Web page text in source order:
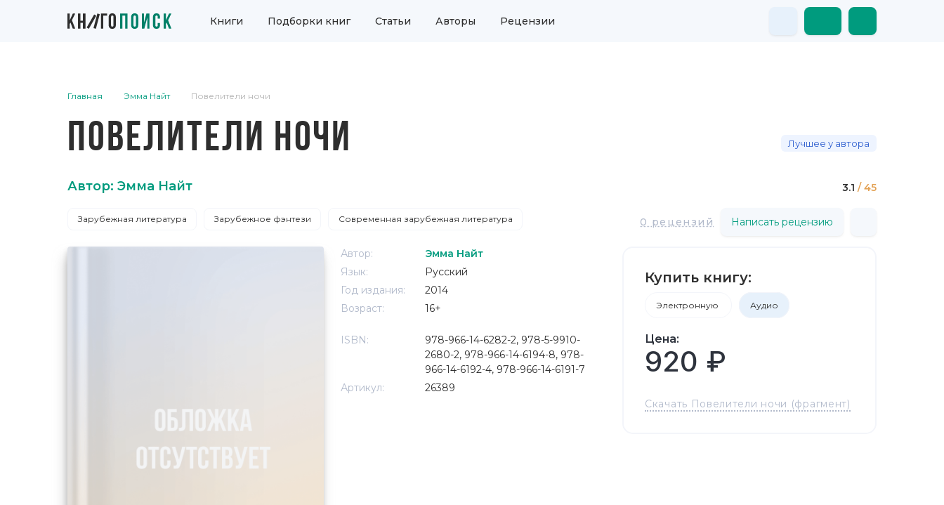
Книги Подборки книг Статьи Авторы Рецензии
Главная Эмма Найт Повелители ночи
ПОВЕЛИТЕЛИ НОЧИ Лучшее у автора
Автор: Эмма Найт 3.1 / 45
Зарубежная литература Зарубежное фэнтези Современная зарубежная литература 0 рецензий Написать рецензию
Автор:
Эмма Найт
Язык:
Русский
Год издания:
2014
Возраст:
16+
ISBN:
978-966-14-6282-2, 978-5-9910-
2680-2, 978-966-14-6194-8, 978-
966-14-6192-4, 978-966-14-6191-7
Артикул:
26389
Купить книгу:
Электронную Аудио
Цена:
920 ₽
Скачать Повелители ночи (фрагмент)